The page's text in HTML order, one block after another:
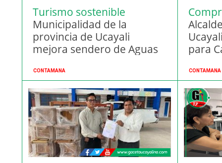
Turismo sostenible
Municipalidad de la
provincia de Ucayali
mejora sendero de Aguas
CONTAMANA
para
CONTAMANA